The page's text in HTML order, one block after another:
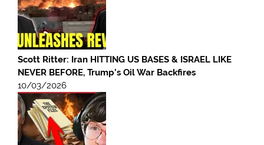
Scott Ritter: Iran HITTING US BASES & ISRAEL LIKE
NEVER BEFORE, Trump’s Oil War Backfires
10/03/2026